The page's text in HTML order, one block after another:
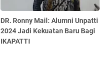
DR. Ronny Mail: Alumni Unpatti
2024 Jadi Kekuatan Baru Bagi
IKAPATTI